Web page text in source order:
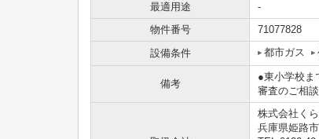
最適用途
-
物件番号
71077828
設備条件
都市ガス
備考
●東小学校ま
審査のご相
株式会社く
兵庫県姫路